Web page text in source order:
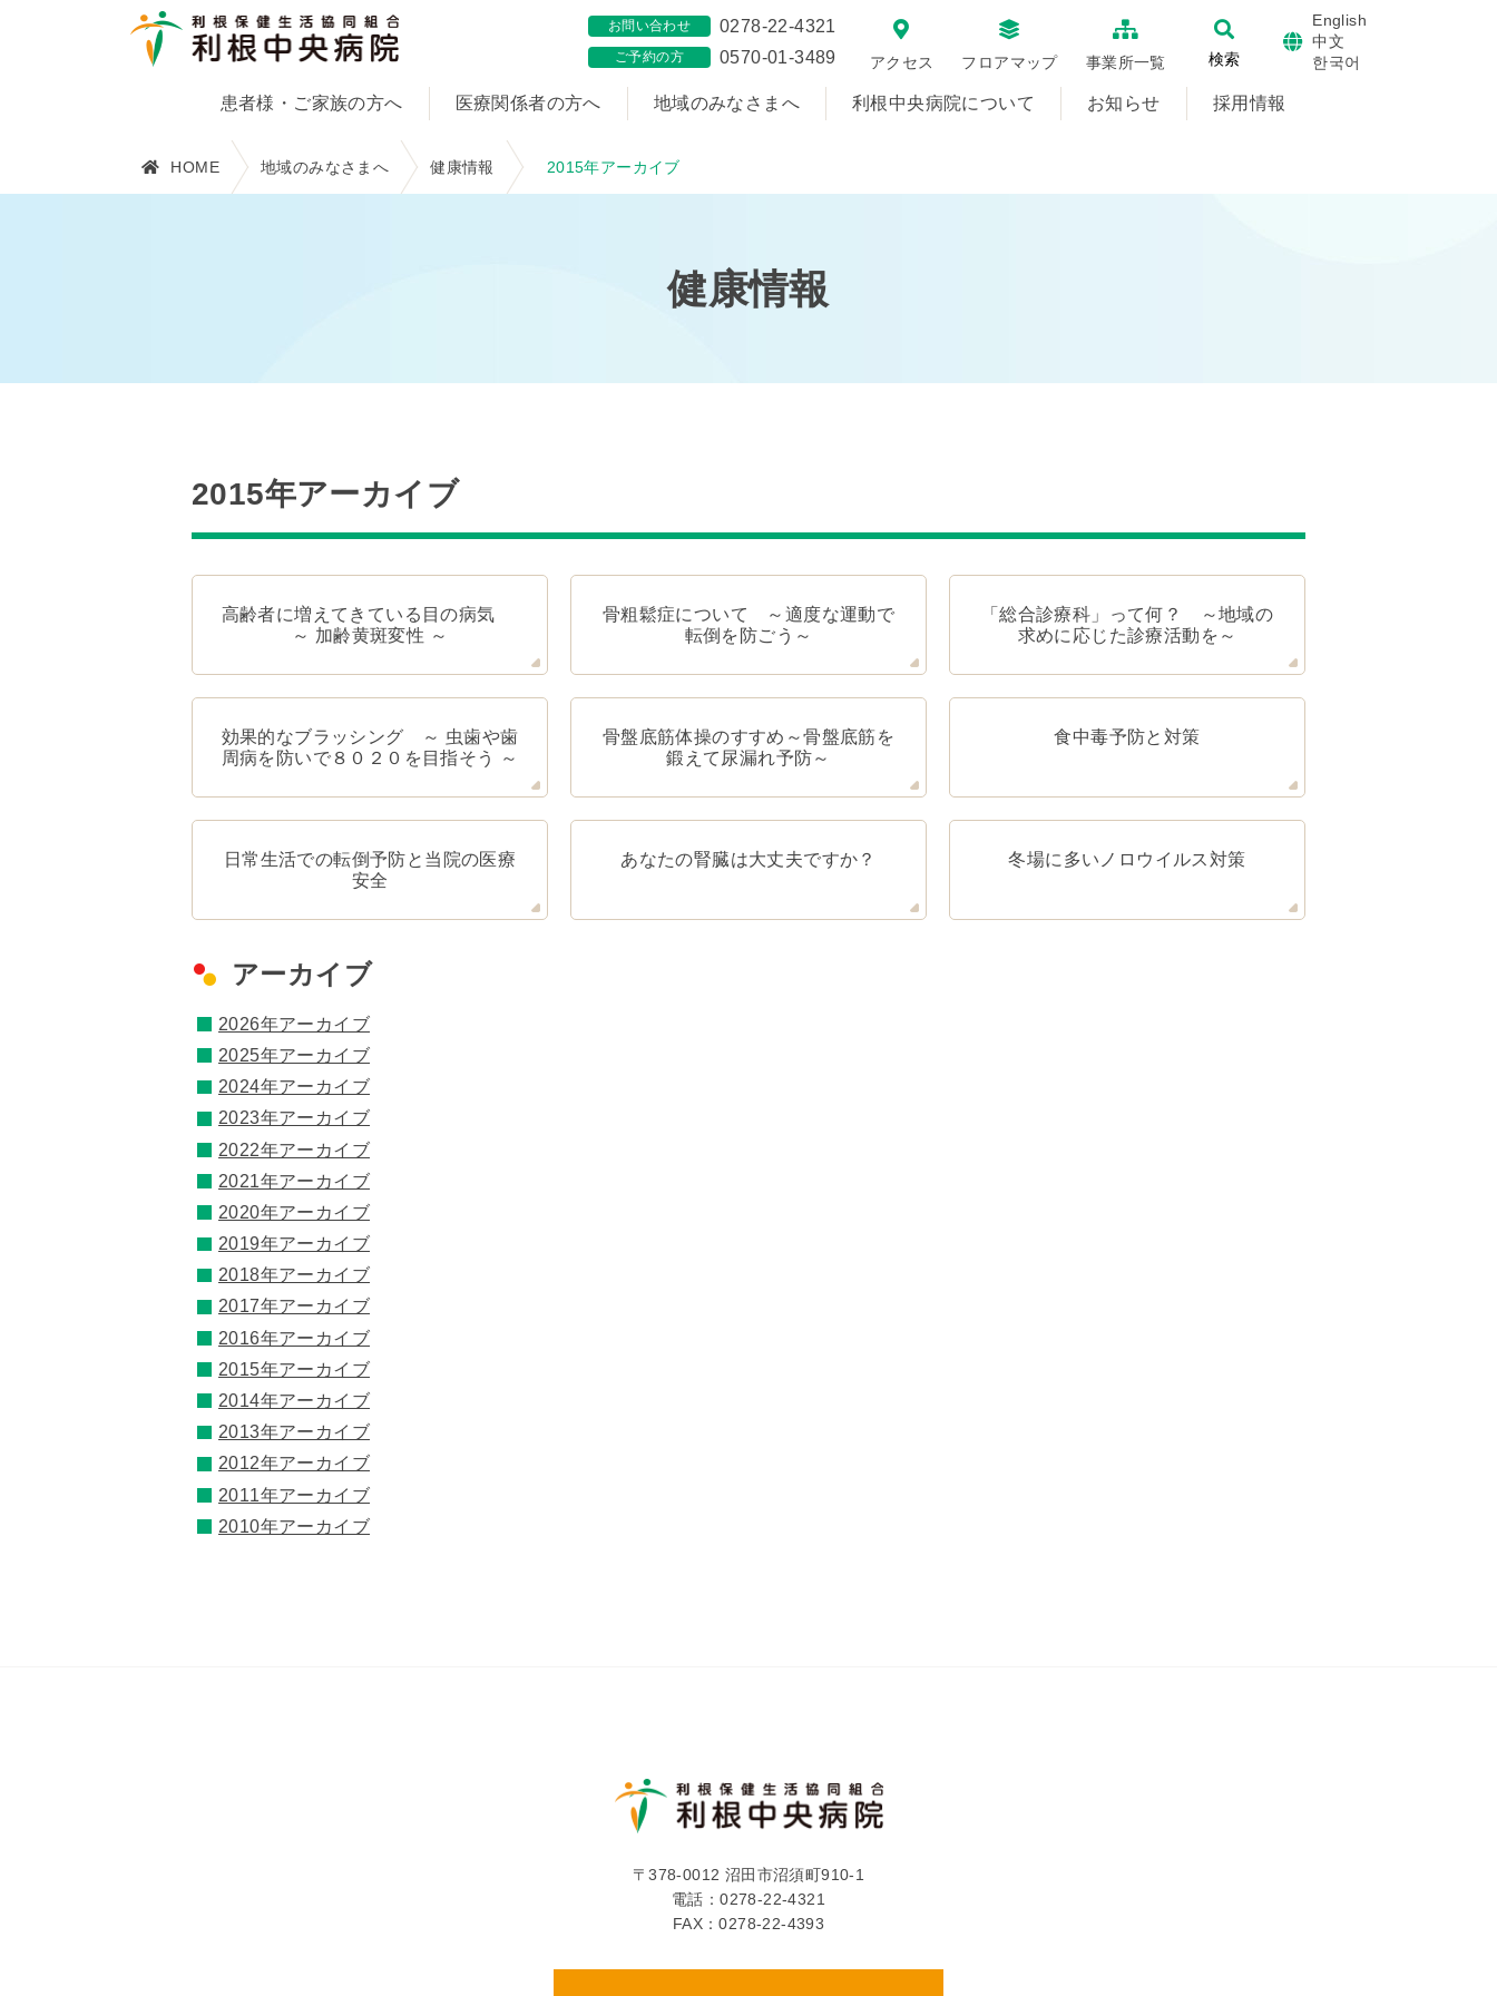
患者様・ご家族の方へ 医療関係者の方へ 地域のみなさまへ 利根中央病院について お知らせ 採用情報
お問い合わせ 0278-22-4321
ご予約の方 0570-01-3489 アクセス フロアマップ 事業所一覧 検索
English
中文
한국어
HOME 地域のみなさまへ 健康情報 2015年アーカイブ
健康情報
2015年アーカイブ
高齢者に増えてきている目の病気
～ 加齢黄斑変性 ～
骨粗鬆症について ～適度な運動で
転倒を防ごう～
「総合診療科」って何？ ～地域の
求めに応じた診療活動を～
効果的なブラッシング ～ 虫歯や歯
周病を防いで８０２０を目指そう ～
骨盤底筋体操のすすめ～骨盤底筋を
鍛えて尿漏れ予防～
食中毒予防と対策
日常生活での転倒予防と当院の医療
安全
あなたの腎臓は大丈夫ですか？ 冬場に多いノロウイルス対策
アーカイブ
2026年アーカイブ
2025年アーカイブ
2024年アーカイブ
2023年アーカイブ
2022年アーカイブ
2021年アーカイブ
2020年アーカイブ
2019年アーカイブ
2018年アーカイブ
2017年アーカイブ
2016年アーカイブ
2015年アーカイブ
2014年アーカイブ
2013年アーカイブ
2012年アーカイブ
2011年アーカイブ
2010年アーカイブ
〒378-0012 沼田市沼須町910-1
電話：0278-22-4321
FAX：0278-22-4393